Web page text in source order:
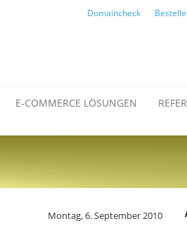
Domaincheck
E-COMMERCE LÖSUNGEN
Montag, 6. September 2010